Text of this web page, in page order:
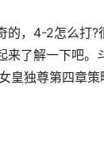
的，4-2怎么打?
了解一下吧。
皇独尊第四章